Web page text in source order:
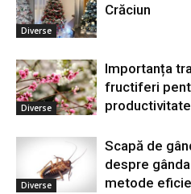
Diverse
Crăciun
Diverse
Importanța
fructiferi
Diverse
Scapă de
despre
metode